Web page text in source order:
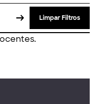
Limpar Filtros